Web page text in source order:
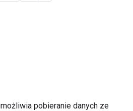
pobieranie danych ze